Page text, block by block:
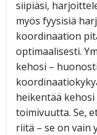
siipiäsi,
myös fyysisiä
koordinaation
optimaalisesti.
kehosi –
heikentää
toimivuutta. Se,
riitä – se on vain